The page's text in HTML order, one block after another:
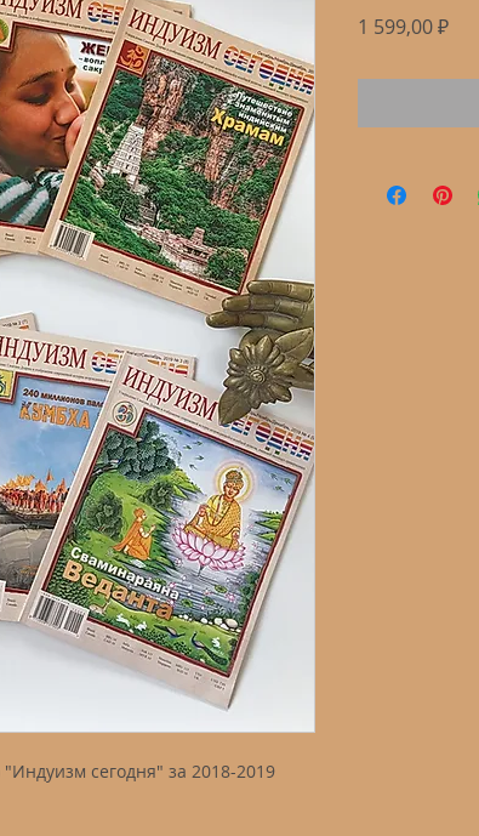
сегодня" за 2018-2019
1 599,00 ₽